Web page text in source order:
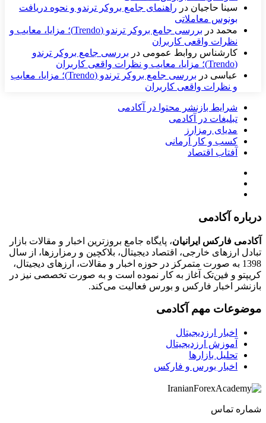
سینا حاجیان در راهنمای جامع بروکر ترندو و نحوه دریافت
بونوس معاملاتی
محمد در
بررسی جامع بروکر ترندو (Trendo)؛ مزایا، معایب و
نظرات واقعی کاربران
کارشناس روابط عمومی در بررسی جامع بروکر ترندو
(Trendo)؛ مزایا، معایب و نظرات واقعی کاربران
عباسی در
بررسی جامع بروکر ترندو (Trendo)؛ مزایا، معایب
و نظرات واقعی کاربران
شرایط بازنشر محتوا در آکادمی
تبلیغات در آکادمی
مدیای رمزارز
کسب و کار آرمانی
آفتاب اقتصاد
درباره آکادمی
آکادمی فارکس ایرانیان، پایگاه جامع بروزترین اخبار و مقالات بازار
تبادل ارزهای خارجی، اقتصاد دیجیتال، بلاکچین و رمزارزها، از سال
1398 به صورت متمرکز در حوزه اخبار و مقالات، ارزهای‌ دیجیتال،
کریپتو و فین‌تک آغاز به کار نموده است و به صورت تخصصی نیز در
بازنشر اخبار فارکس و بورس فعالیت می‌کند.
موضوعات مهم آکادمی
اخبار ارزدیجیتال
آموزش ارزدیجیتال
تحلیل بازارها
اخبار بورس و فارکس
شماره تماس